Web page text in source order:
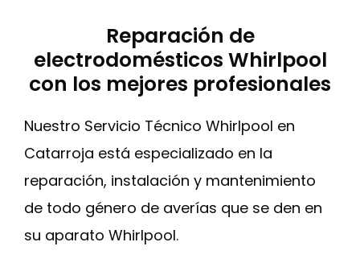
Reparación de
electrodomésticos Whirlpool
con los mejores profesionales
Nuestro Servicio Técnico Whirlpool en
Catarroja está especializado en la
reparación, instalación y mantenimiento
de todo género de averías que se den en
su aparato Whirlpool.